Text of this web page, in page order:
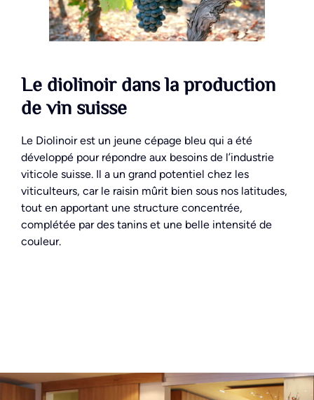
Le diolinoir dans la production
de vin suisse
Le Diolinoir est un jeune cépage bleu qui a été
développé pour répondre aux besoins de l’industrie
viticole suisse. Il a un grand potentiel chez les
viticulteurs, car le raisin mûrit bien sous nos latitudes,
tout en apportant une structure concentrée,
complétée par des tanins et une belle intensité de
couleur.